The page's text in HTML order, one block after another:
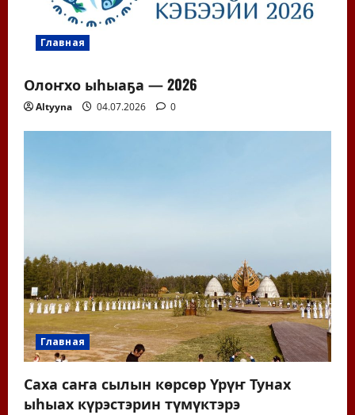
Главная
Олоҥхо ыһыаҕа — 2026
Altyyna 04.07.2026 0
Главная
Саха саҥа сылын көрсөр Үрүҥ Тунах
ыһыах күрэстэрин түмүктэрэ